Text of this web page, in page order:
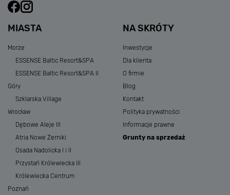
MIASTA
Morze
ESSENSE Baltic Resort&SPA
ESSENSE Baltic Resort&SPA II
Góry
Szklarska Village
Wrocław
Dębowe Aleje III
Atria Nowe Żerniki
Osada Nadolicka I i II
Przystań Królewiecka III
Królewiecka Centrum
Poznań
NA SKRÓTY
Inwestycje
Dla klienta
O firmie
Blog
Kontakt
Polityka prywatności
Informacje prawne
Grunty na sprzedaż